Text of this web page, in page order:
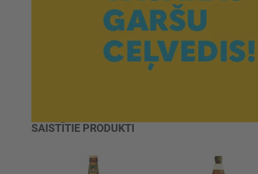
SAISTĪTIE PRODUKTI